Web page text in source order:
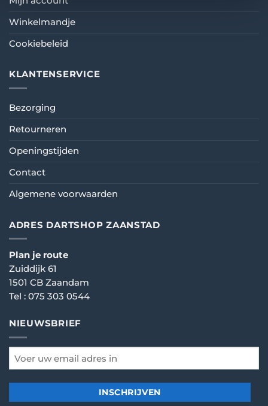
Winkelmandje
Cookiebeleid
KLANTENSERVICE
Bezorging
Retourneren
Openingstijden
Contact
Algemene voorwaarden
ADRES DARTSHOP ZAANSTAD
Plan je route
Zuiddijk 61
1501 CB Zaandam
Tel : 075 303 0544
NIEUWSBRIEF
email
*